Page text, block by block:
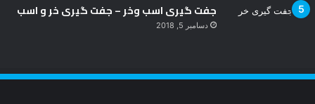
جفت گیری اسب وخر – جفت گیری خر و اسب
دسامبر 5, 2018